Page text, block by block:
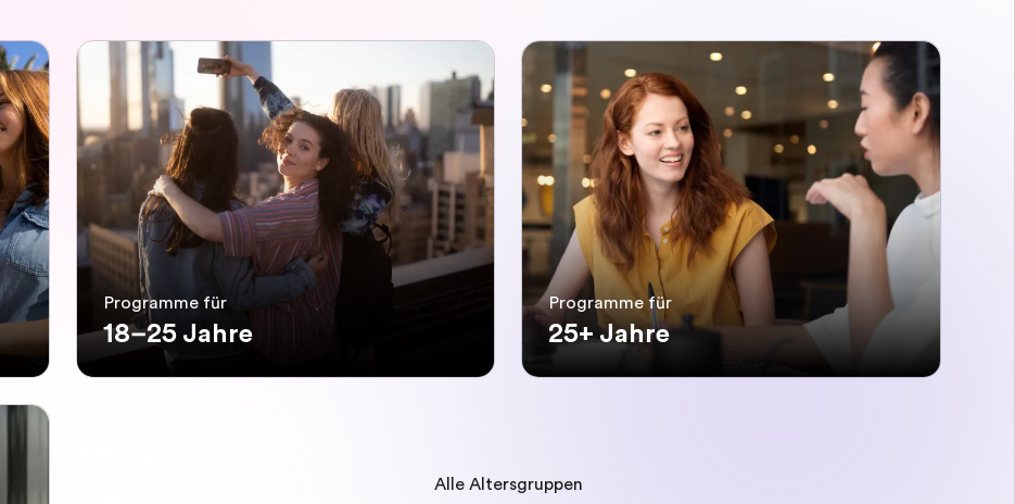
Programme für
18–25 Jahre
Programme für
25+ Jahre
Alle Altersgruppen